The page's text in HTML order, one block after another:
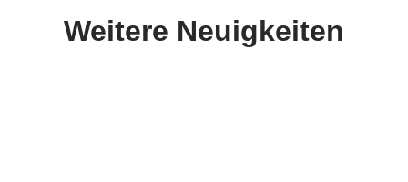
Weitere Neuigkeiten